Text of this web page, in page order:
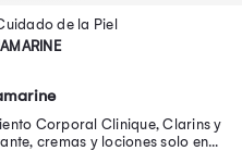
de la Piel
Corporal Clinique, Clarins y
cremas y lociones solo en